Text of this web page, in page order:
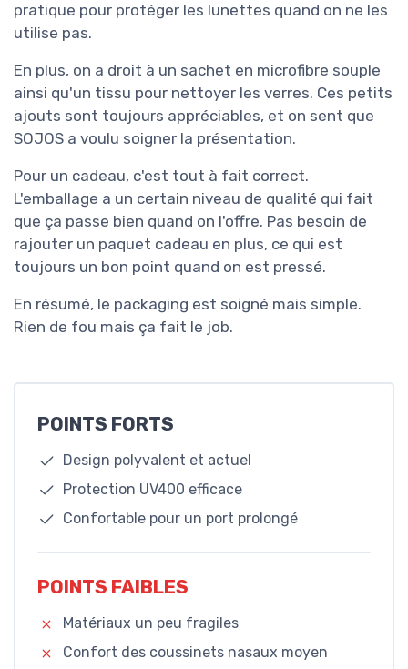
pratique pour protéger les lunettes quand on ne les
utilise pas.
En plus, on a droit à un sachet en microfibre souple
ainsi qu'un tissu pour nettoyer les verres. Ces petits
ajouts sont toujours appréciables, et on sent que
SOJOS a voulu soigner la présentation.
Pour un cadeau, c'est tout à fait correct.
L'emballage a un certain niveau de qualité qui fait
que ça passe bien quand on l'offre. Pas besoin de
rajouter un paquet cadeau en plus, ce qui est
toujours un bon point quand on est pressé.
En résumé, le packaging est soigné mais simple.
Rien de fou mais ça fait le job.
POINTS FORTS
Design polyvalent et actuel
Protection UV400 efficace
Confortable pour un port prolongé
POINTS FAIBLES
Matériaux un peu fragiles
Confort des coussinets nasaux moyen